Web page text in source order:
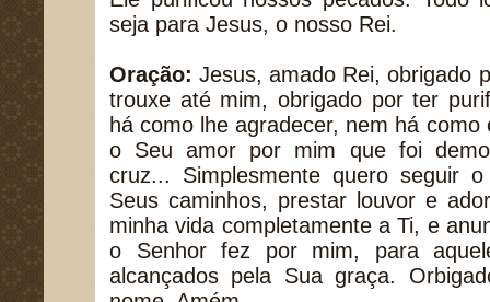
seja para Jesus, o nosso Rei.
Oração: Jesus, amado Rei, obrigado
trouxe até mim, obrigado por ter
há como lhe agradecer, nem há
o Seu amor por mim que foi
cruz... Simplesmente quero seguir
Seus caminhos, prestar louvor e
minha vida completamente a Ti, e
o Senhor fez por mim, para
alcançados pela Sua graça.